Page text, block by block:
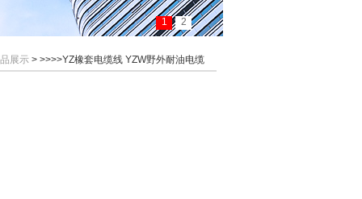
1 2
展示 > >>>>YZ橡套电缆线 YZW野外耐油电缆